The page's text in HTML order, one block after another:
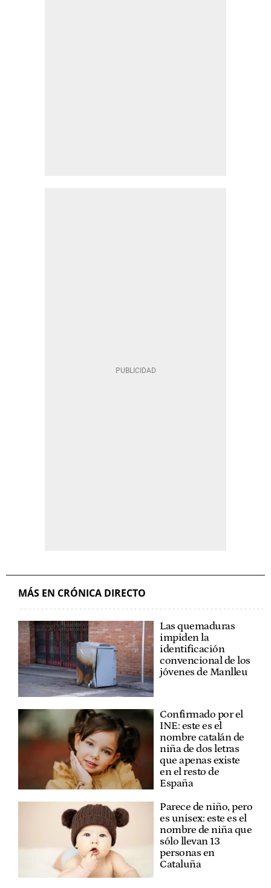
MÁS EN CRÓNICA DIRECTO
Las quemaduras
impiden la
identificación
convencional de los
jóvenes de Manlleu
Confirmado por el
INE: este es el
nombre catalán de
niña de dos letras
que apenas existe
en el resto de
España
Parece de niño, pero
es unisex: este es el
nombre de niña que
sólo llevan 13
personas en
Cataluña